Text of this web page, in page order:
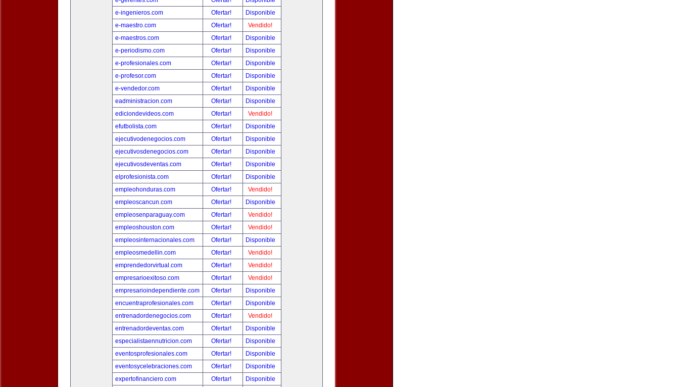
e-ingenieros.com
Ofertar!
Disponible
e-maestro.com
Ofertar!
Vendido!
e-maestros.com
Ofertar!
Disponible
e-periodismo.com
Ofertar!
Disponible
e-profesionales.com
Ofertar!
Disponible
e-profesor.com
Ofertar!
Disponible
e-vendedor.com
Ofertar!
Disponible
eadministracion.com
Ofertar!
Disponible
ediciondevideos.com
Ofertar!
Vendido!
efutbolista.com
Ofertar!
Disponible
ejecutivodenegocios.com
Ofertar!
Disponible
ejecutivosdenegocios.com
Ofertar!
Disponible
ejecutivosdeventas.com
Ofertar!
Disponible
elprofesionista.com
Ofertar!
Disponible
empleohonduras.com
Ofertar!
Vendido!
empleoscancun.com
Ofertar!
Disponible
empleosenparaguay.com
Ofertar!
Vendido!
empleoshouston.com
Ofertar!
Vendido!
empleosinternacionales.com
Ofertar!
Disponible
empleosmedellin.com
Ofertar!
Vendido!
emprendedorvirtual.com
Ofertar!
Vendido!
empresarioexitoso.com
Ofertar!
Vendido!
empresarioindependiente.com
Ofertar!
Disponible
encuentraprofesionales.com
Ofertar!
Disponible
entrenadordenegocios.com
Ofertar!
Vendido!
entrenadordeventas.com
Ofertar!
Disponible
especialistaennutricion.com
Ofertar!
Disponible
eventosprofesionales.com
Ofertar!
Disponible
eventosycelebraciones.com
Ofertar!
Disponible
expertofinanciero.com
Ofertar!
Disponible